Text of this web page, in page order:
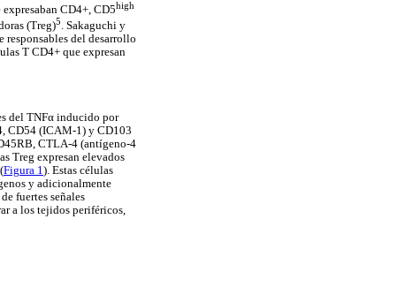
CD4+, CD5high
(Treg)5. Sakaguchi y
responsables del desarrollo
T CD4+ que expresan
del TNFα inducido por
CD54 (ICAM-1) y CD103
CTLA-4 (antígeno-4
Treg expresan elevados
Figura 1 ). Estas células
y adicionalmente
fuertes señales
a los tejidos periféricos,